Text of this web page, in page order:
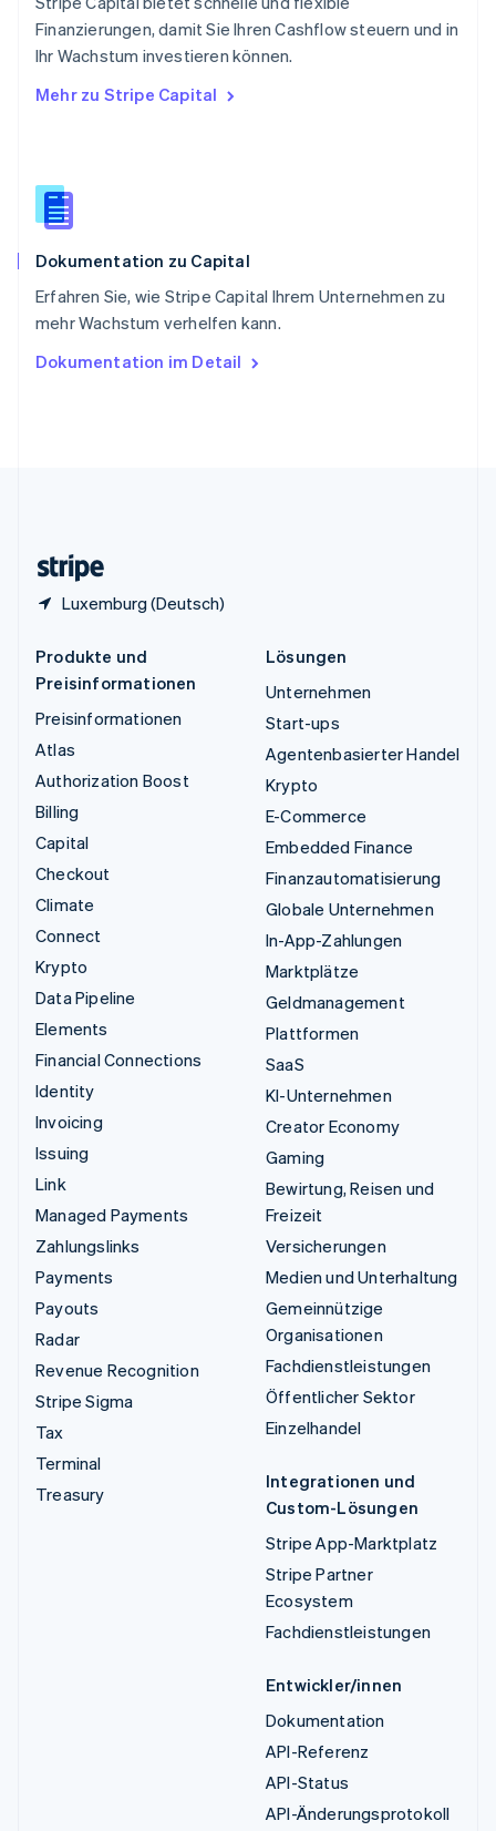
Finanzierungen, damit Sie Ihren Cashflow steuern und in
Ihr Wachstum investieren können.
Mehr zu Stripe Capital
Dokumentation zu Capital
Erfahren Sie, wie Stripe Capital Ihrem Unternehmen zu
mehr Wachstum verhelfen kann.
Dokumentation im Detail
Luxemburg (Deutsch)
English简体中文
Slowakei
Slowenien
English
Spanien
Thailand
Tschechische Republik
English
English
Produkte und
Preisinformationen
Preisinformationen
Atlas
Authorization Boost
Billing
Capital
Checkout
Climate
Connect
Krypto
Data Pipeline
Elements
Financial Connections
Identity
Invoicing
Issuing
Link
Managed Payments
Zahlungslinks
Payments
Payouts
Radar
Revenue Recognition
Stripe Sigma
Tax
Terminal
Treasury
Lösungen
Unternehmen
Start-ups
Agentenbasierter Handel
Krypto
E-Commerce
Embedded Finance
Finanzautomatisierung
Globale Unternehmen
In-App-Zahlungen
Marktplätze
Geldmanagement
Plattformen
SaaS
KI-Unternehmen
Creator Economy
Gaming
Bewirtung, Reisen und
Freizeit
Versicherungen
Medien und Unterhaltung
Gemeinnützige
Organisationen
Fachdienstleistungen
Öffentlicher Sektor
Einzelhandel
Integrationen und
Custom-Lösungen
Stripe App-Marktplatz
Stripe Partner
Ecosystem
Fachdienstleistungen
Entwickler/innen
Dokumentation
API-Referenz
API-Status
API-Änderungsprotokoll